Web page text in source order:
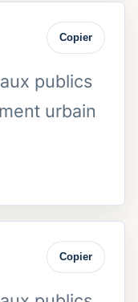
Copier
publics
urbain
Copier